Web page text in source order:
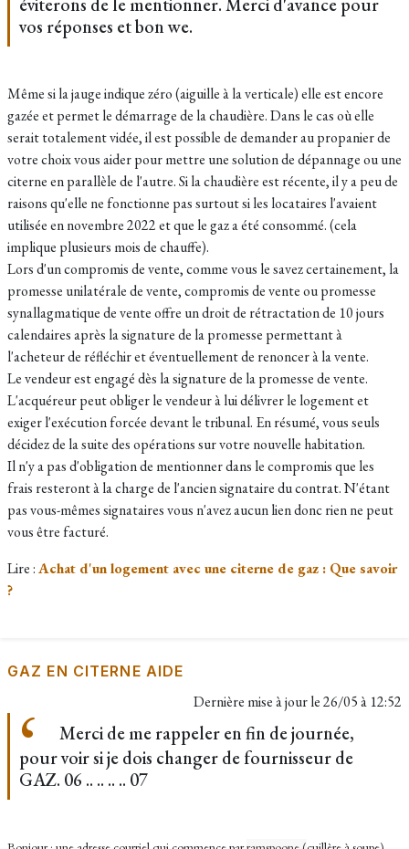
vos réponses et bon we.
Même si la jauge indique zéro (aiguille à la verticale) elle est encore
gazée et permet le démarrage de la chaudière. Dans le cas où elle
serait totalement vidée, il est possible de demander au propanier de
votre choix vous aider pour mettre une solution de dépannage ou une
citerne en parallèle de l'autre. Si la chaudière est récente, il y a peu de
raisons qu'elle ne fonctionne pas surtout si les locataires l'avaient
utilisée en novembre 2022 et que le gaz a été consommé. (cela
implique plusieurs mois de chauffe).
Lors d'un compromis de vente, comme vous le savez certainement, la
promesse unilatérale de vente, compromis de vente ou promesse
synallagmatique de vente offre un droit de rétractation de 10 jours
calendaires après la signature de la promesse permettant à
l'acheteur de réfléchir et éventuellement de renoncer à la vente.
Le vendeur est engagé dès la signature de la promesse de vente.
L'acquéreur peut obliger le vendeur à lui délivrer le logement et
exiger l'exécution forcée devant le tribunal. En résumé, vous seuls
décidez de la suite des opérations sur votre nouvelle habitation.
Il n'y a pas d'obligation de mentionner dans le compromis que les
frais resteront à la charge de l'ancien signataire du contrat. N'étant
pas vous-mêmes signataires vous n'avez aucun lien donc rien ne peut
vous être facturé.
Lire :Achat d'un logement avec une citerne de gaz : Que savoir
?
GAZ EN CITERNE AIDE
Dernière mise à jour le26/05 à 12:52
Merci de me rappeler en fin de journée,
pour voir si je dois changer de fournisseur de
GAZ. 06 .. .. .. .. 07